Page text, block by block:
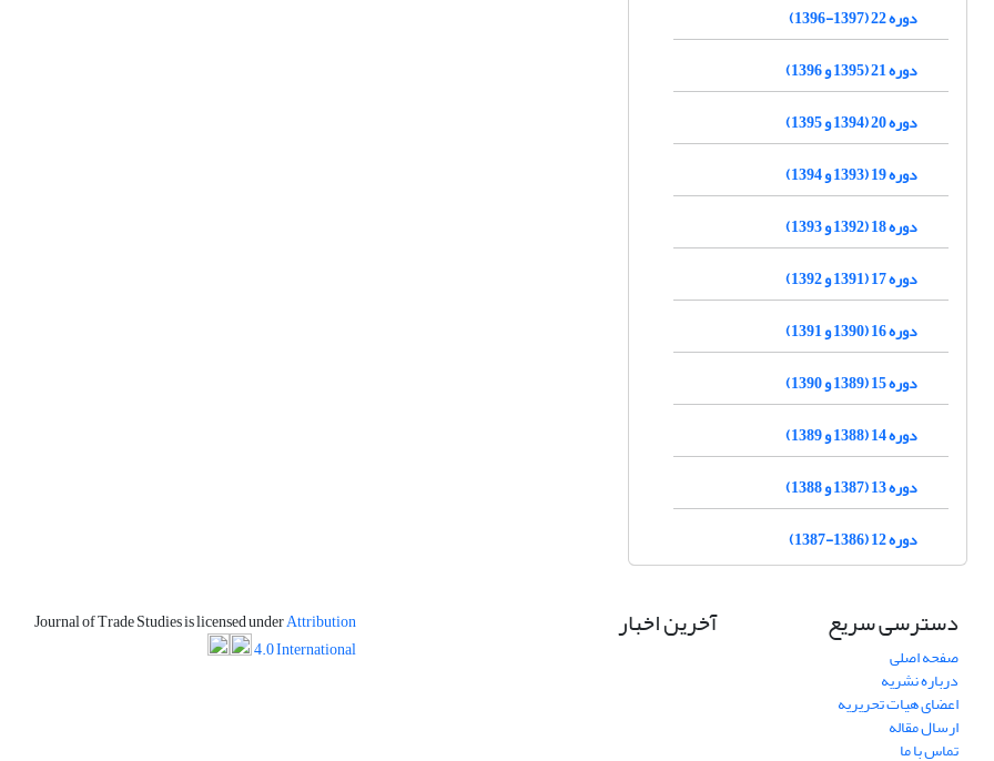
دوره 22 (1397-1396)
دوره 21 (1395 و 1396)
دوره 20 (1394 و 1395)
دوره 19 (1393 و 1394)
دوره 18 (1392 و 1393)
دوره 17 (1391 و 1392)
دوره 16 (1390 و 1391)
دوره 15 (1389 و 1390)
دوره 14 (1388 و 1389)
دوره 13 (1387 و 1388)
دوره 12 (1386-1387)
دسترسی سریع
صفحه اصلی
درباره نشریه
اعضای هیات تحریریه
ارسال مقاله
تماس با ما
آخرین اخبار Journal of Trade Studies is licensed underAttribution
4.0 International